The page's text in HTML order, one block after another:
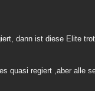
dann ist diese Elite
quasi regiert ,aber alle